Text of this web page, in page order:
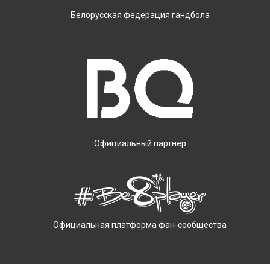
Белорусская федерация гандбола
Официальный партнер
Официальная платформа фан-сообщества